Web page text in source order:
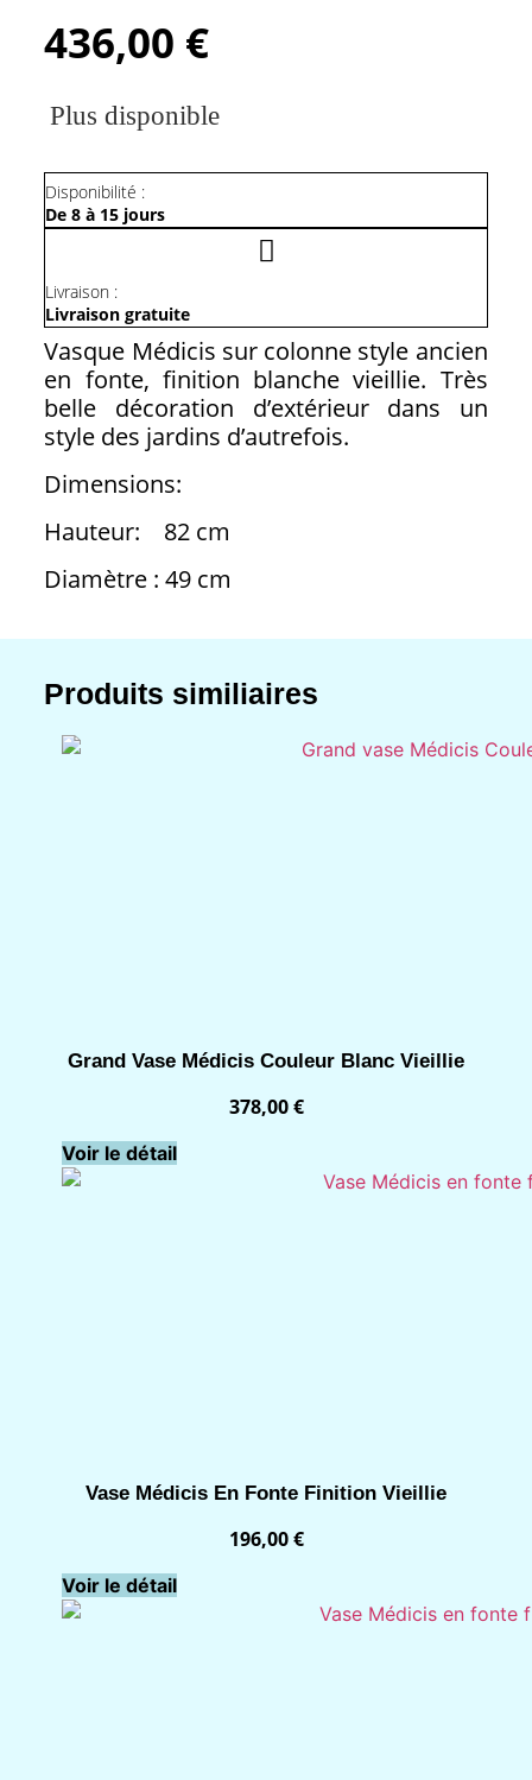
436,00 €
Plus disponible
Disponibilité :
De 8 à 15 jours
Livraison :
Livraison gratuite
Vasque Médicis sur colonne style ancien
en fonte, finition blanche vieillie. Très
belle décoration d’extérieur dans un
style des jardins d’autrefois.
Dimensions:
Hauteur: 82 cm
Diamètre : 49 cm
Produits similiaires
Grand Vase Médicis Couleur Blanc Vieillie
378,00€
Voir le détail
Vase Médicis En Fonte Finition Vieillie
196,00€
Voir le détail